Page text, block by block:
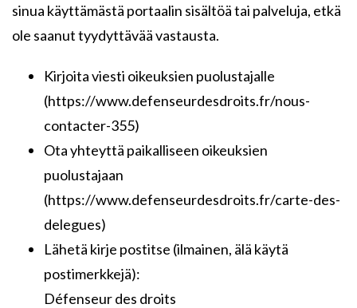
sinua käyttämästä portaalin sisältöä tai palveluja, etkä
ole saanut tyydyttävää vastausta.
Kirjoita viesti oikeuksien puolustajalle
(https://www.defenseurdesdroits.fr/nous-
contacter-355)
Ota yhteyttä paikalliseen oikeuksien
puolustajaan
(https://www.defenseurdesdroits.fr/carte-des-
delegues)
Lähetä kirje postitse (ilmainen, älä käytä
postimerkkejä):
Défenseur des droits